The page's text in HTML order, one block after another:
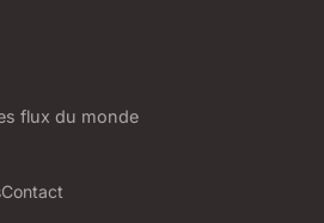
flux du monde
Contact